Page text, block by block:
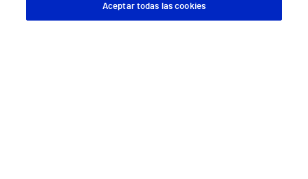
Hospital Vithas Tenerife
Descargar AppAceptar todas las cookies